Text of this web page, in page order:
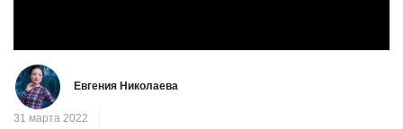
видео
Евгения Николаева
31 марта 2022